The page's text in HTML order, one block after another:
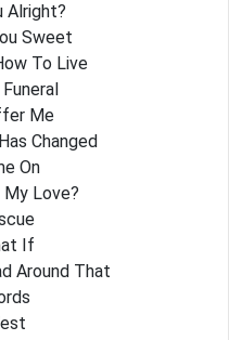
Alright?
Sweet
To Live
Me
Changed
On
Love?
If
Around That